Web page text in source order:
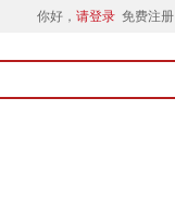
你好， 请登录 免费注册